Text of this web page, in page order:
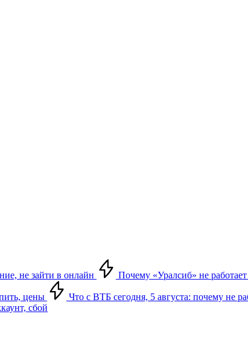
не зайти в онлайн Почему «Уралсиб» не
цены
Что с ВТБ сегодня, 5 августа: почему не
сбой